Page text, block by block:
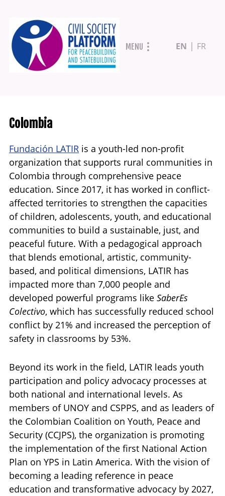
Skip
to
main
MENU EN FR
Colombia
Fundación LATIR is a youth-led non-profit
organization that supports rural communities in
Colombia through comprehensive peace
education. Since 2017, it has worked in conflict-
affected territories to strengthen the capacities
of children, adolescents, youth, and educational
communities to build a sustainable, just, and
peaceful future. With a pedagogical approach
that blends emotional, artistic, community-
based, and political dimensions, LATIR has
impacted more than 7,000 people and
developed powerful programs like SaberEs
Colectivo, which has successfully reduced school
conflict by 21% and increased the perception of
safety in classrooms by 53%.
Beyond its work in the field, LATIR leads youth
participation and policy advocacy processes at
both national and international levels. As
members of UNOY and CSPPS, and as leaders of
the Colombian Coalition on Youth, Peace and
Security (CCJPS), the organization is promoting
the implementation of the first National Action
Plan on YPS in Latin America. With the vision of
becoming a leading reference in peace
education and transformative advocacy by 2027,